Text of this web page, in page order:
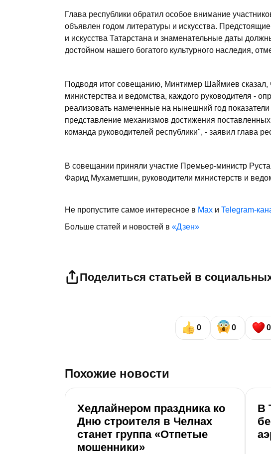
Глава республики обратил особое внимание
объявлен годом литературы и искусства.
и искусства Татарстана и знаменательные даты
достойном нашего богатого культурного наследия,
Подводя итог совещанию, Минтимер Шаймиев сказал,
министерства и ведомства, каждого руководителя -
реализовать намеченные на нынешний год
представление механизмов достижения
команда руководителей республики", - заявил глава
В совещании приняли участие Премьер-министр
Фарид Мухаметшин, руководители министерств и
Не пропустите самое интересное в Max и Telegram-
Больше статей и новостей в «Дзен»
Поделиться статьей в
0 0 0
Похожие новости
Хедлайнером праздника ко
Дню строителя в Челнах
станет группа «Отпетые
мошенники»
В